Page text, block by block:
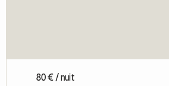
80 € / nuit